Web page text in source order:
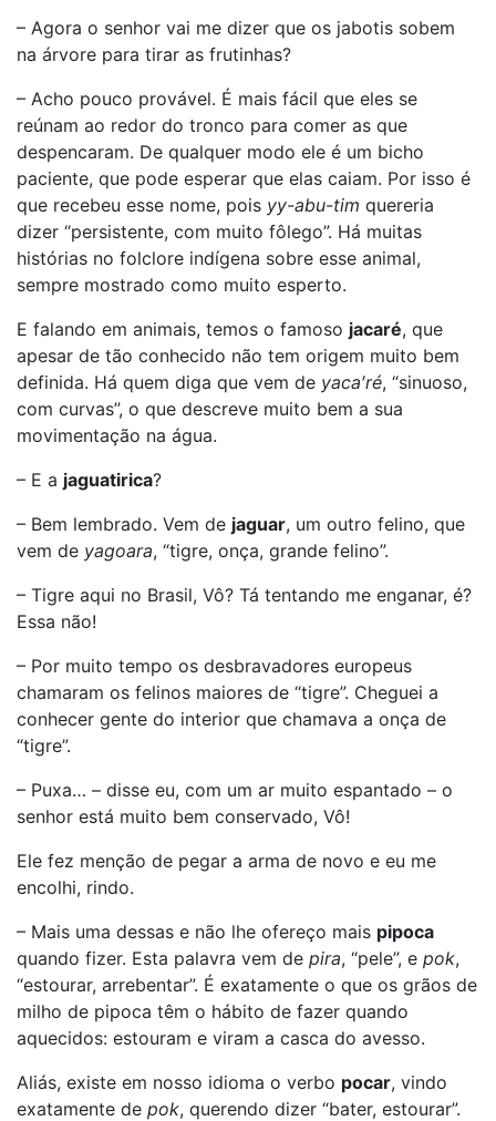
– Agora o senhor vai me dizer que os jabotis sobem
na árvore para tirar as frutinhas?
– Acho pouco provável. É mais fácil que eles se
reúnam ao redor do tronco para comer as que
despencaram. De qualquer modo ele é um bicho
paciente, que pode esperar que elas caiam. Por isso é
que recebeu esse nome, pois yy-abu-tim quereria
dizer “persistente, com muito fôlego”. Há muitas
histórias no folclore indígena sobre esse animal,
sempre mostrado como muito esperto.
E falando em animais, temos o famoso jacaré, que
apesar de tão conhecido não tem origem muito bem
definida. Há quem diga que vem de yaca′ré, “sinuoso,
com curvas”, o que descreve muito bem a sua
movimentação na água.
– E a jaguatirica?
– Bem lembrado. Vem de jaguar, um outro felino, que
vem de yagoara, “tigre, onça, grande felino”.
– Tigre aqui no Brasil, Vô? Tá tentando me enganar, é?
Essa não!
– Por muito tempo os desbravadores europeus
chamaram os felinos maiores de “tigre”. Cheguei a
conhecer gente do interior que chamava a onça de
“tigre”.
– Puxa… – disse eu, com um ar muito espantado – o
senhor está muito bem conservado, Vô!
Ele fez menção de pegar a arma de novo e eu me
encolhi, rindo.
– Mais uma dessas e não lhe ofereço mais pipoca
quando fizer. Esta palavra vem de pira, “pele”, e pok,
“estourar, arrebentar”. É exatamente o que os grãos de
milho de pipoca têm o hábito de fazer quando
aquecidos: estouram e viram a casca do avesso.
Aliás, existe em nosso idioma o verbo pocar, vindo
exatamente de pok, querendo dizer “bater, estourar”.